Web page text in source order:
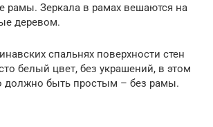
рамы. Зеркала в рамах вешаются на
деревом.
спальнях поверхности стен
белый цвет, без украшений, в этом
должно быть простым – без рамы.